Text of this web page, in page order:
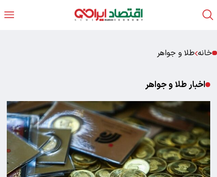
خانه طلا و جواهر
اخبار طلا و جواهر